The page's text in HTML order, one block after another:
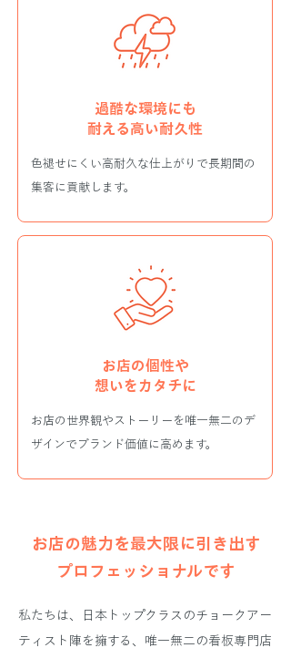
過酷な環境にも
​耐える高い耐久性
色褪せにくい高耐久な仕上がりで長期間の
集客に貢献します。
お店の個性や
​想いをカタチに
お店の世界観やストーリーを唯一無二のデ
ザインでブランド価値に高めます。
お店の魅力を最大限に引き出す
​プロフェッショナルです
私たちは、日本トップクラスのチョークアー
ティスト陣を擁する、唯一無二の看板専門店